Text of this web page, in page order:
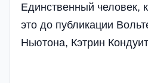
Единственный человек,
это до публикации
Ньютона, Кэтрин